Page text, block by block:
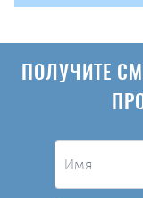
ПОЛУЧИТЕ